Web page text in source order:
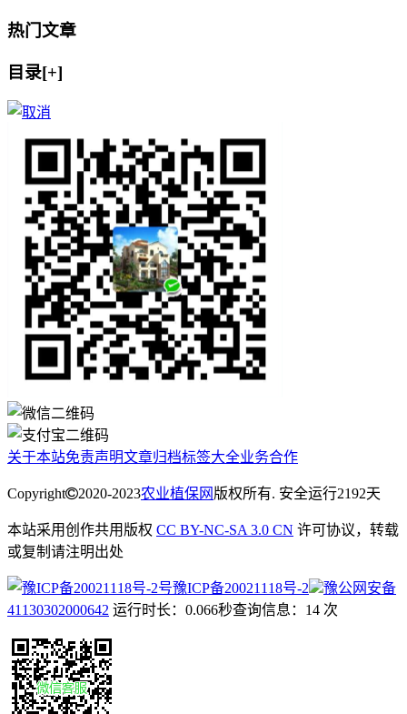
热门文章
目录[+]
关于本站免责声明文章归档标签大全业务合作
Copyright 2020-2023农业植保网 版权所有. 安全运行2192天
本站采用创作共用版权 CC BY-NC-SA 3.0 CN 许可协议，转载
或复制请注明出处
豫ICP备20021118号-2
豫公网安备
41130302000642 运行时长：0.066秒查询信息：14 次